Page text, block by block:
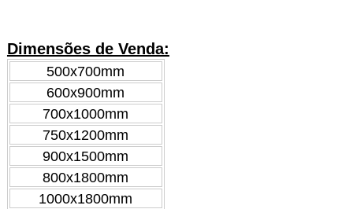
Dimensões de Venda:
500x700mm
600x900mm
700x1000mm
750x1200mm
900x1500mm
800x1800mm
1000x1800mm